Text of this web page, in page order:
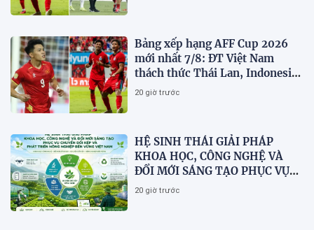
Bảng xếp hạng AFF Cup 2026
mới nhất 7/8: ĐT Việt Nam
thách thức Thái Lan, Indonesia
dừng bước
20 giờ trước
HỆ SINH THÁI GIẢI PHÁP
KHOA HỌC, CÔNG NGHỆ VÀ
ĐỔI MỚI SÁNG TẠO PHỤC VỤ
CHUYỂN ĐỔI KÉP VÀ PHÁT
20 giờ trước